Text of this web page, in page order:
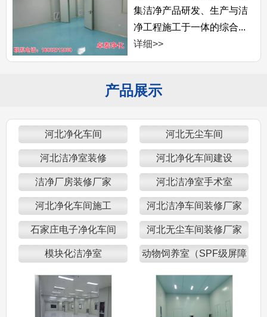
集洁净产品研发、生产与洁
净工程施工于一体的综合...
详细>>
产品展示
河北净化车间 河北无尘车间
河北洁净室装修 河北净化车间建设
洁净厂房装修厂家 河北洁净室手术室
河北净化车间施工 河北洁净车间装修厂家
石家庄电子净化车间 河北无尘车间装修厂家
模块化洁净室
动物饲养室（SPF级屏障